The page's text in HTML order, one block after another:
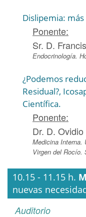
Dislipemia:
Ponente:
Sr. D.
Endocrinología.
¿Podemos
Residual?,
Científica.
Ponente:
Dr. D.
Medicina Interna.
Virgen del Rocío.
10.15 - 11.15 h.
nuevas
Auditorio